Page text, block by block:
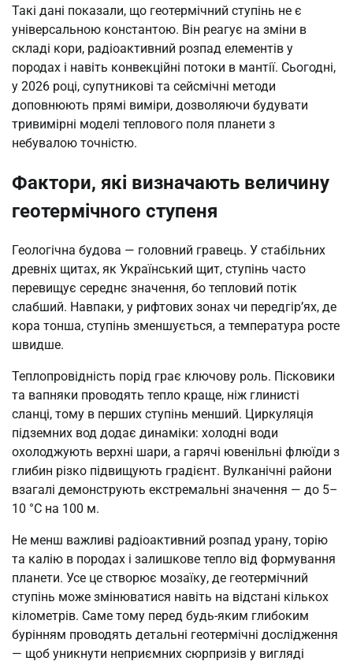
Такі дані показали, що геотермічний ступінь не є
універсальною константою. Він реагує на зміни в
складі кори, радіоактивний розпад елементів у
породах і навіть конвекційні потоки в мантії. Сьогодні,
у 2026 році, супутникові та сейсмічні методи
доповнюють прямі виміри, дозволяючи будувати
тривимірні моделі теплового поля планети з
небувалою точністю.
Фактори, які визначають величину
геотермічного ступеня
Геологічна будова — головний гравець. У стабільних
древніх щитах, як Український щит, ступінь часто
перевищує середнє значення, бо тепловий потік
слабший. Навпаки, у рифтових зонах чи передгір’ях, де
кора тонша, ступінь зменшується, а температура росте
швидше.
Теплопровідність порід грає ключову роль. Пісковики
та вапняки проводять тепло краще, ніж глинисті
сланці, тому в перших ступінь менший. Циркуляція
підземних вод додає динаміки: холодні води
охолоджують верхні шари, а гарячі ювенільні флюїди з
глибин різко підвищують градієнт. Вулканічні райони
взагалі демонструють екстремальні значення — до 5–
10 °C на 100 м.
Не менш важливі радіоактивний розпад урану, торію
та калію в породах і залишкове тепло від формування
планети. Усе це створює мозаїку, де геотермічний
ступінь може змінюватися навіть на відстані кількох
кілометрів. Саме тому перед будь-яким глибоким
бурінням проводять детальні геотермічні дослідження
— щоб уникнути неприємних сюрпризів у вигляді